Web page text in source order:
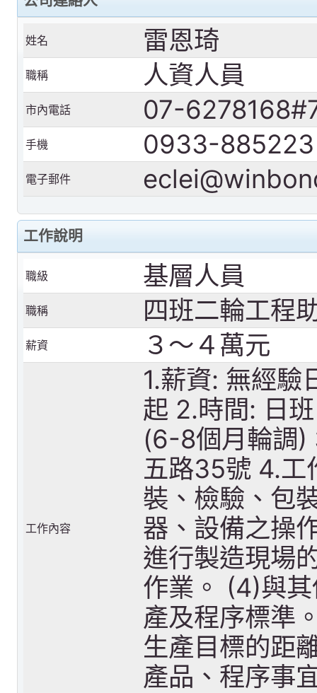
姓名 雷恩琦
職稱 人資人員
市內電話 07-
手機 0933-885223
電子郵件
工作說明
職級 基層人員
職稱 四班二輪工程
薪資 ３～４萬元
工作內容
1.薪資: 無經
起 2.時間: 日
(6-8個月輪調)
五路35號 4.工
裝、檢驗、包
器、設備之操
進行製造現場
作業。 (4)與
產及程序標準
生產目標的距
產品、程序事